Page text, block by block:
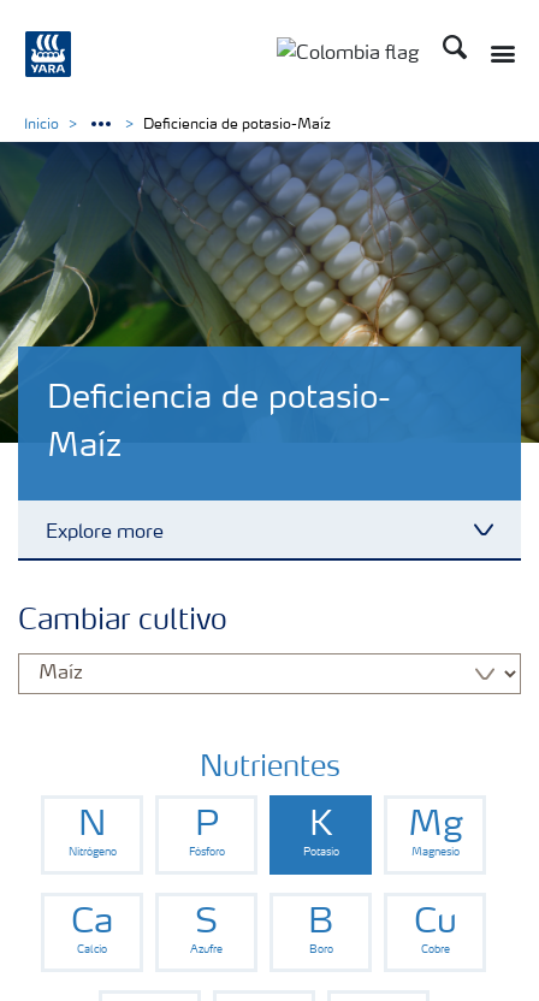
Buscar
Deficiencia de potasio-
Maíz
Explore more
Productos
Portafolio de Agricultura Digital
Almacenaje y manejo de fertilizantes
Cultivos
Inicio Deficiencia de potasio-Maíz
Cambiar cultivo
Nutrientes
N
Nitrógeno
P
Fósforo
K
Potasio
Mg
Magnesio
Ca
Calcio
S
Azufre
B
Boro
Cu
Cobre